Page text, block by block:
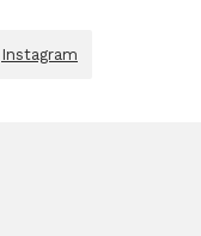
Instagram